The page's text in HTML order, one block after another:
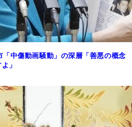
中傷動画騒動」の深層「善悪の概念
」